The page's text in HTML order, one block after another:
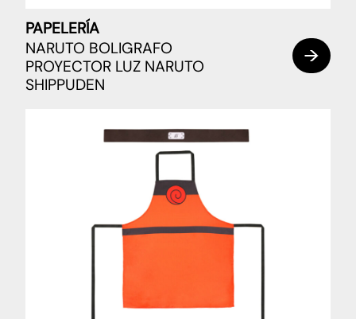
PAPELERÍA
NARUTO BOLIGRAFO
PROYECTOR LUZ NARUTO
SHIPPUDEN